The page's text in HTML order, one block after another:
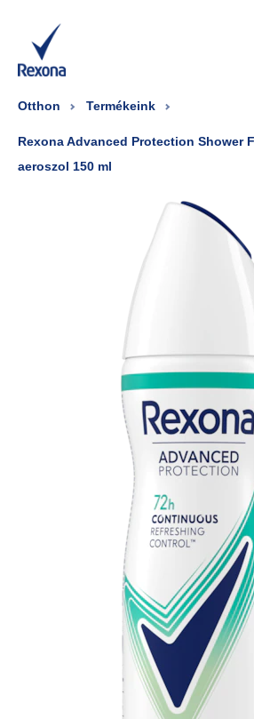
Otthon Termékeink
Rexona Advanced Protection Shower
aeroszol 150 ml